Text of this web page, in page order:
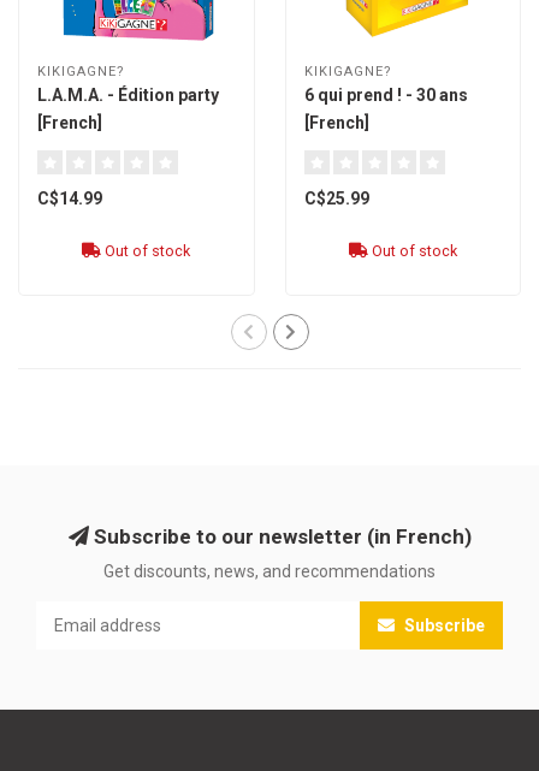
KIKIGAGNE?
L.A.M.A. - Édition party
[French]
C$14.99
Out of stock
KIKIGAGNE?
6 qui prend ! - 30 ans
[French]
C$25.99
Out of stock
Subscribe to our newsletter (in French)
Get discounts, news, and recommendations
Subscribe